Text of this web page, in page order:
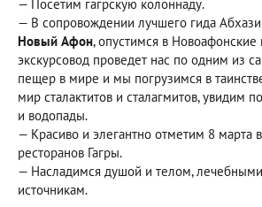
— Посетим гагрскую колоннаду.
— В сопровождении лучшего гида
Новый Афон, опустимся в
экскурсовод проведет нас по одним из
пещер в мире и мы погрузимся в
мир сталактитов и сталагмитов, увидим
и водопады.
— Красиво и элегантно отметим 8 марта
ресторанов Гагры.
— Насладимся душой и телом,
источникам.